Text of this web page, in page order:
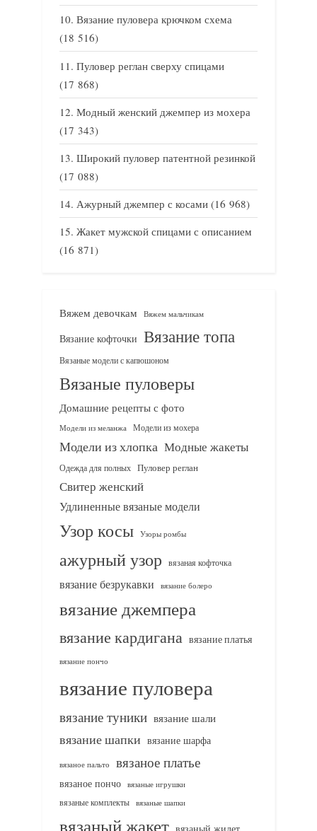
Вязание пуловера крючком схема
(18 516)
Пуловер реглан сверху спицами
(17 868)
Модный женский джемпер из мохера
(17 343)
Широкий пуловер патентной резинкой
(17 088)
Ажурный джемпер с косами (16 968)
Жакет мужской спицами с описанием
(16 871)
Вяжем девочкам Вяжем мальчикам
Вязание кофточки Вязание топа
Вязаные модели с капюшоном
Вязаные пуловеры
Домашние рецепты с фото
Модели из меланжа Модели из мохера
Модели из хлопка Модные жакеты
Одежда для полных Пуловер реглан
Свитер женский
Удлиненные вязаные модели
Узор косы Узоры ромбы
ажурный узор вязаная кофточка
вязание безрукавки вязание болеро
вязание джемпера
вязание кардигана вязание платья
вязание пончо
вязание пуловера
вязание туники вязание шали
вязание шапки вязание шарфа
вязаное пальто вязаное платье
вязаное пончо вязаные игрушки
вязаные комплекты
вязаные шапки
вязаный жакет